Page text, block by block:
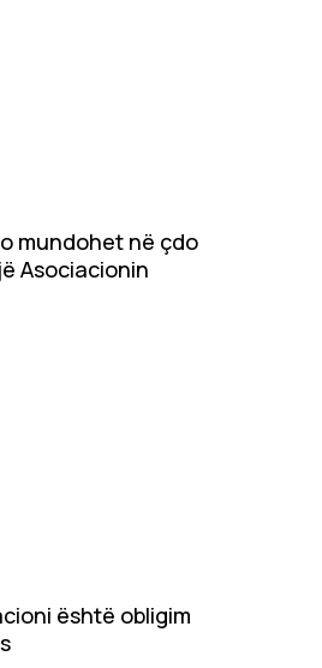
mundohet në çdo
Asociacionin
është obligim